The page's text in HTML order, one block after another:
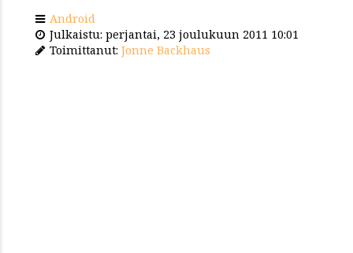
Android
Julkaistu: perjantai, 23 joulukuun 2011 10:01
Toimittanut: Jonne Backhaus